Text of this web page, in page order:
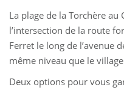
La plage de la Torchère
l’intersection de la route
Ferret le long de l’avenue
même niveau que le
Deux options pour vous